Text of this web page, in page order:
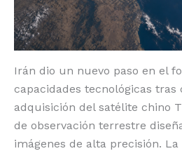
Irán dio un nuevo paso en el
capacidades tecnológicas tras
adquisición del satélite chino
de observación terrestre
imágenes de alta precisión.